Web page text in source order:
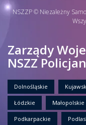
NSZZP © Niezależny
Zarządy
NSZZ
Dolnośląskie
Łódzkie Małopolskie
Podkarpackie